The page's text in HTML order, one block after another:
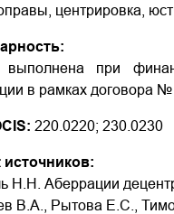
центрировка,
выполнена при
в рамках договора №
220.0220; 230.0230
Н.Н. Аберрации
В.А., Рытова Е.С.,